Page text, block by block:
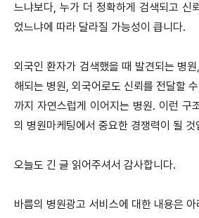
느냐보다, 누가 더 정확하게 검색되고 신
었느냐에 따라 달라질 가능성이 큽니다.
외국인 환자가 검색했을 때 발견되는 병
해되는 병원, 외국어로도 신뢰를 전달할
까지 자연스럽게 이어지는 병원. 이런 구
의 병원마케팅에서 중요한 경쟁력이 될 것
오늘도 긴 글 읽어주셔서 감사합니다.
바름의 병원광고 서비스에 대한 내용은